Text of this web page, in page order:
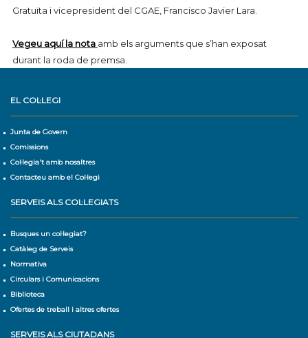
Gratuïta i vicepresident del CGAE, Francisco Javier Lara.
Vegeu aquí la nota amb els arguments que s’han exposat
durant la roda de premsa.
EL COL·LEGI
Junta de Govern
Comissions
Col·legia't amb nosaltres
Contacteu amb el Col·legi
SERVEIS ALS COL·LEGIATS
Busques un col·legiat?
Catàleg de Serveis
Normativa
Circulars i Comunicacions
Biblioteca
Ofertes de treball i altres ofertes
SERVEIS ALS CIUTADANS